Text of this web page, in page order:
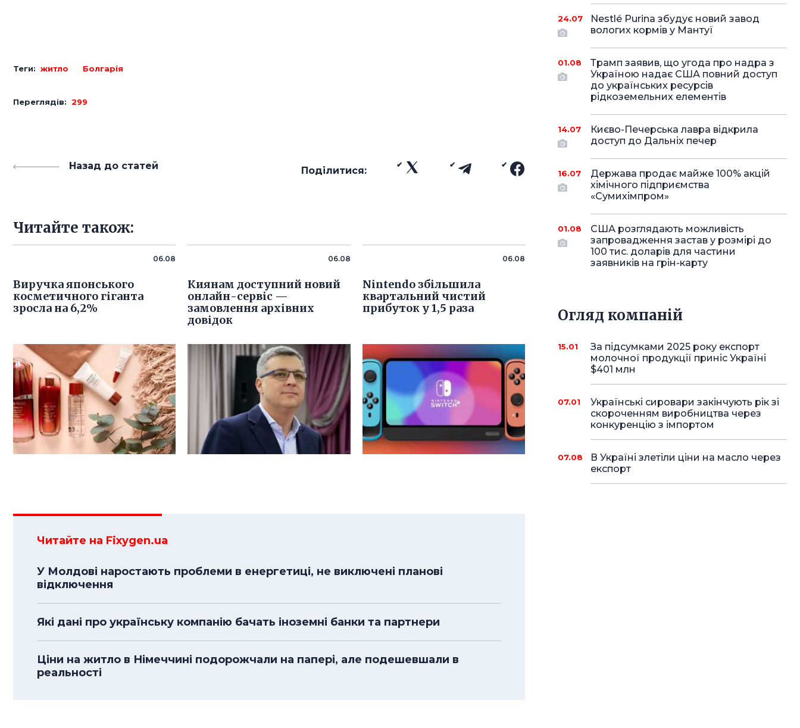
Теги: житло Болгарія
Переглядів: 299
Назад до статей Поділитися:
Читайте також:
06.08
Виручка японського
косметичного гіганта
зросла на 6,2%
06.08
Киянам доступний новий
онлайн-сервіс —
замовлення архівних
довідок
06.08
Nintendo збільшила
квартальний чистий
прибуток у 1,5 раза
Читайте на Fixygen.ua
У Молдові наростають проблеми в енергетиці, не виключені планові
відключення
Які дані про українську компанію бачать іноземні банки та партнери
Ціни на житло в Німеччині подорожчали на папері, але подешевшали в
реальності
24.07
Nestlé Purina збудує новий завод
вологих кормів у Мантуї
01.08
Трамп заявив, що угода про надра з
Україною надає США повний доступ
до українських ресурсів
рідкоземельних елементів
14.07
Києво-Печерська лавра відкрила
доступ до Дальніх печер
16.07
Держава продає майже 100% акцій
хімічного підприємства
«Сумихімпром»
01.08
США розглядають можливість
запровадження застав у розмірі до
100 тис. доларів для частини
заявників на грін-карту
Огляд компаній
15.01
За підсумками 2025 року експорт
молочної продукції приніс Україні
$401 млн
07.01
Українські сировари закінчують рік зі
скороченням виробництва через
конкуренцію з імпортом
07.08
В Україні злетіли ціни на масло через
експорт